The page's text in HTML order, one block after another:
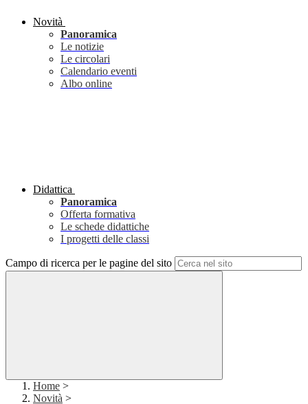
Novità
Panoramica
Le notizie
Le circolari
Calendario eventi
Albo online
Didattica
Panoramica
Offerta formativa
Le schede didattiche
I progetti delle classi
Campo di ricerca per le pagine del sito
Home >
Novità >